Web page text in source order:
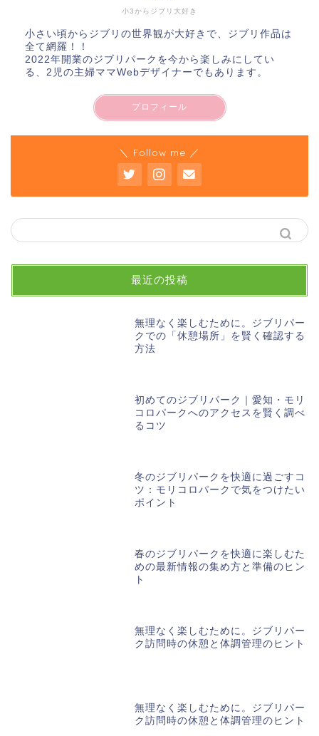
小3からジブリ大好き
小さい頃からジブリの世界観が大好きで、ジブリ作品は
全て網羅！！
2022年開業のジブリパークを今から楽しみにしてい
る、2児の主婦ママWebデザイナーでもあります。
プロフィール
＼ Follow me ／
最近の投稿
無理なく楽しむために。ジブリパー
クでの「休憩場所」を賢く確認する
方法
初めてのジブリパーク｜愛知・モリ
コロパークへのアクセスを賢く調べ
るコツ
冬のジブリパークを快適に過ごすコ
ツ：モリコロパークで気をつけたい
ポイント
春のジブリパークを快適に楽しむた
めの最新情報の集め方と準備のヒン
ト
無理なく楽しむために。ジブリパー
ク訪問時の休憩と体調管理のヒント
無理なく楽しむために。ジブリパー
ク訪問時の休憩と体調管理のヒント